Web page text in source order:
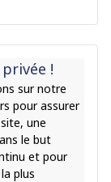
!
sur notre
pour assurer
une
le but
et pour
plus